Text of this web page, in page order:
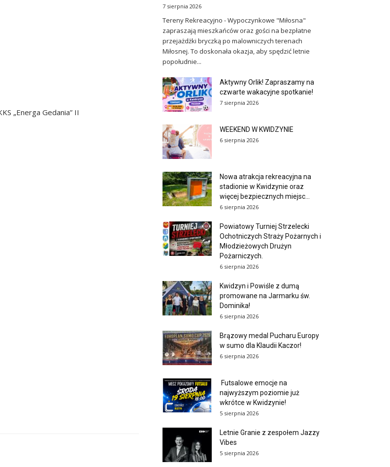
„Energa Gedania” II
7 sierpnia 2026
Tereny Rekreacyjno - Wypoczynkowe "Miłosna"
zapraszają mieszkańców oraz gości na bezpłatne
przejażdżki bryczką po malowniczych terenach
Miłosnej. To doskonała okazja, aby spędzić letnie
popołudnie...
Aktywny Orlik! Zapraszamy na
czwarte wakacyjne spotkanie!
7 sierpnia 2026
WEEKEND W KWIDZYNIE
6 sierpnia 2026
Nowa atrakcja rekreacyjna na
stadionie w Kwidzynie oraz
więcej bezpiecznych miejsc...
6 sierpnia 2026
Powiatowy Turniej Strzelecki
Ochotniczych Straży Pożarnych i
Młodzieżowych Drużyn
Pożarniczych.
6 sierpnia 2026
Kwidzyn i Powiśle z dumą
promowane na Jarmarku św.
Dominika!
6 sierpnia 2026
Brązowy medal Pucharu Europy
w sumo dla Klaudii Kaczor!
6 sierpnia 2026
Futsalowe emocje na
najwyższym poziomie już
wkrótce w Kwidzynie!
5 sierpnia 2026
Letnie Granie z zespołem Jazzy
Vibes
5 sierpnia 2026